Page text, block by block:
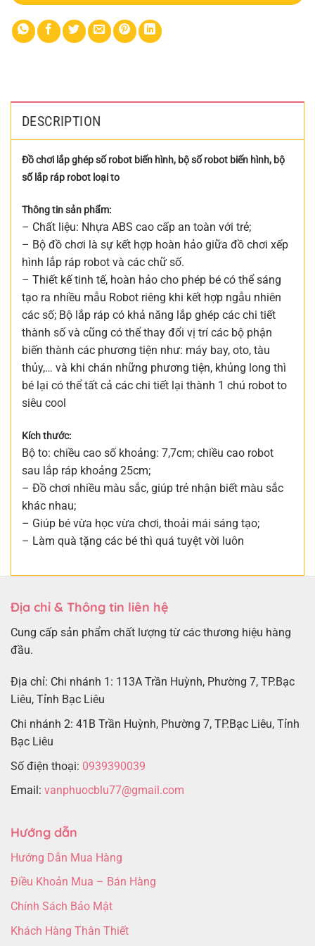
DESCRIPTION
Đồ chơi lắp ghép số robot biến hình, bộ số robot biến hình, bộ
số lắp ráp robot loại to
Thông tin sản phẩm:
– Chất liệu: Nhựa ABS cao cấp an toàn với trẻ;
– Bộ đồ chơi là sự kết hợp hoàn hảo giữa đồ chơi xếp
hình lắp ráp robot và các chữ số.
– Thiết kế tinh tế, hoàn hảo cho phép bé có thể sáng
tạo ra nhiều mẫu Robot riêng khi kết hợp ngẫu nhiên
các số; Bộ lắp ráp có khả năng lắp ghép các chi tiết
thành số và cũng có thể thay đổi vị trí các bộ phận
biến thành các phương tiện như: máy bay, oto, tàu
thủy,… và khi chán những phương tiện, khủng long thì
bé lại có thể tất cả các chi tiết lại thành 1 chú robot to
siêu cool
Kích thước:
Bộ to: chiều cao số khoảng: 7,7cm; chiều cao robot
sau lắp ráp khoảng 25cm;
– Đồ chơi nhiều màu sắc, giúp trẻ nhận biết màu sắc
khác nhau;
– Giúp bé vừa học vừa chơi, thoải mái sáng tạo;
– Làm quà tặng các bé thì quá tuyệt vời luôn
Địa chỉ & Thông tin liên hệ
Cung cấp sản phẩm chất lượng từ các thương hiệu hàng
đầu.
Địa chỉ: Chi nhánh 1: 113A Trần Huỳnh, Phường 7, TP.Bạc
Liêu, Tỉnh Bạc Liêu
Chi nhánh 2: 41B Trần Huỳnh, Phường 7, TP.Bạc Liêu, Tỉnh
Bạc Liêu
Số điện thoại: 0939390039
Email: vanphuocblu77@gmail.com
Hướng dẫn
Hướng Dẫn Mua Hàng
Điều Khoản Mua – Bán Hàng
Chính Sách Bảo Mật
Khách Hàng Thân Thiết